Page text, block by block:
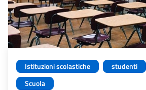
Istituzioni scolastiche
studenti
Scuola